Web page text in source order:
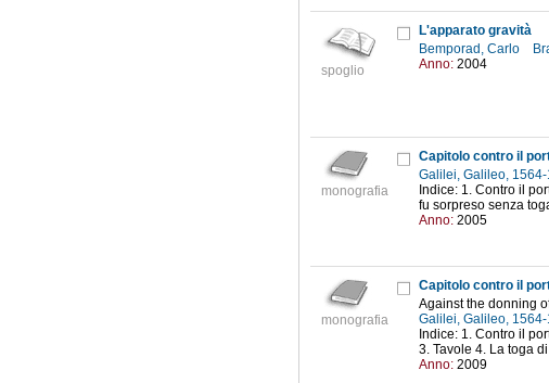
spoglio
L'apparato gravità
Bemporad, Carlo
Anno: 2004
monografia
Capitolo contro il
Galilei, Galileo,
Indice: 1. Contro il
fu sorpreso senza
Anno: 2005
monografia
Capitolo contro il
Against the donning
Galilei, Galileo,
Indice: 1. Contro il
3. Tavole 4. La toga
Anno: 2009